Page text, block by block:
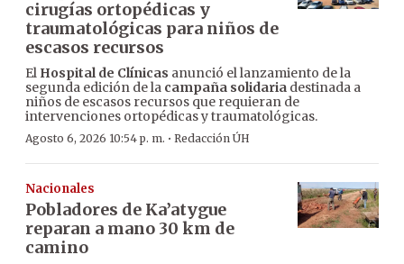
cirugías ortopédicas y
traumatológicas para niños de
escasos recursos
El Hospital de Clínicas anunció el lanzamiento de la
segunda edición de la campaña solidaria destinada a
niños de escasos recursos que requieran de
intervenciones ortopédicas y traumatológicas.
Agosto 6, 2026 10:54 p. m. · Redacción ÚH
Nacionales
Pobladores de Ka’atygue
reparan a mano 30 km de
camino